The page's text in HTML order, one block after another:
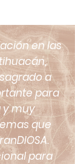
en las
a
para
y muy
que
para